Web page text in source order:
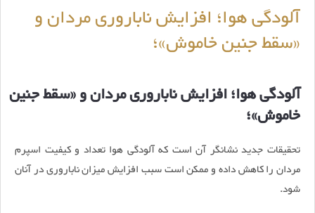
آلودگی هوا؛ افزایش ناباروری مردان و
«سقط جنین خاموش»؛
آلودگی هوا؛ افزایش ناباروری مردان و «سقط جنین
خاموش»؛
تحقیقات جدید نشانگر آن است که آلودگی هوا تعداد و کیفیت اسپرم
مردان را کاهش داده و ممکن است سبب افزایش میزان ناباروری در آنان
شود.